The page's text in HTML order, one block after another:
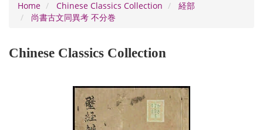
Home
Chinese Classics Collection
経部
尚書古文同異考 不分巻
Chinese Classics Collection